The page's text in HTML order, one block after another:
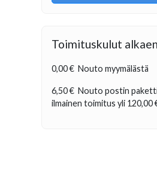
Toimituskulut alkaen
0,00 € Nouto myymälästä
6,50 € Nouto postin
ilmainen toimitus yli 120,00